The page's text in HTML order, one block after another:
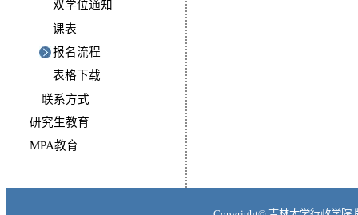
双学位通知
课表
报名流程
表格下载
联系方式
研究生教育
MPA教育